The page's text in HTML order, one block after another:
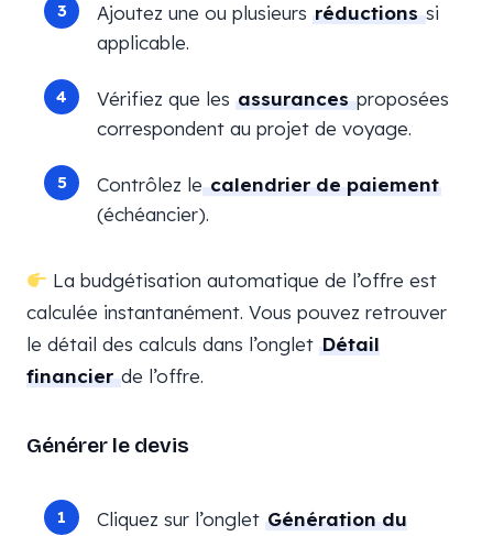
Ajoutez une ou plusieurs réductionssi
applicable.
Vérifiez que les assurancesproposées
correspondent au projet de voyage.
Contrôlez lecalendrier de paiement
(échéancier).
La budgétisation automatique de l’offre est
calculée instantanément. Vous pouvez retrouver
le détail des calculs dans l’onglet Détail
financierde l’offre.
Générer le devis
Cliquez sur l’onglet Génération du